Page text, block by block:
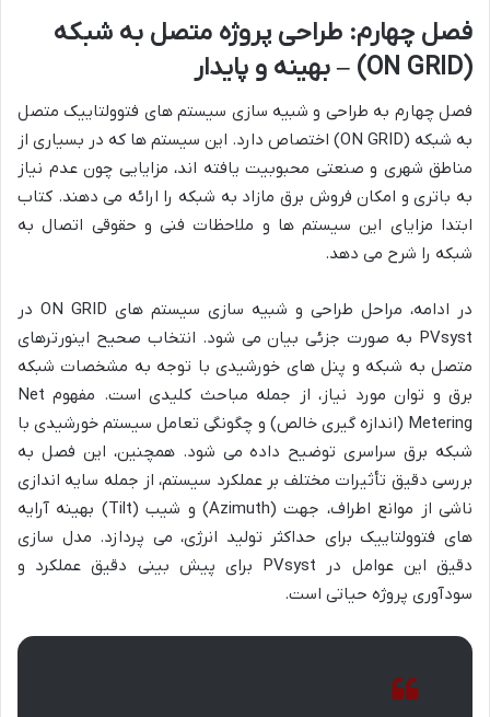
فصل چهارم: طراحی پروژه متصل به شبکه
(ON GRID) – بهینه و پایدار
فصل چهارم به طراحی و شبیه سازی سیستم های فتوولتاییک متصل
به شبکه (ON GRID) اختصاص دارد. این سیستم ها که در بسیاری از
مناطق شهری و صنعتی محبوبیت یافته اند، مزایایی چون عدم نیاز
به باتری و امکان فروش برق مازاد به شبکه را ارائه می دهند. کتاب
ابتدا مزایای این سیستم ها و ملاحظات فنی و حقوقی اتصال به
شبکه را شرح می دهد.
در ادامه، مراحل طراحی و شبیه سازی سیستم های ON GRID در
PVsyst به صورت جزئی بیان می شود. انتخاب صحیح اینورترهای
متصل به شبکه و پنل های خورشیدی با توجه به مشخصات شبکه
برق و توان مورد نیاز، از جمله مباحث کلیدی است. مفهوم Net
Metering (اندازه گیری خالص) و چگونگی تعامل سیستم خورشیدی با
شبکه برق سراسری توضیح داده می شود. همچنین، این فصل به
بررسی دقیق تأثیرات مختلف بر عملکرد سیستم، از جمله سایه اندازی
ناشی از موانع اطراف، جهت (Azimuth) و شیب (Tilt) بهینه آرایه
های فتوولتاییک برای حداکثر تولید انرژی، می پردازد. مدل سازی
دقیق این عوامل در PVsyst برای پیش بینی دقیق عملکرد و
سودآوری پروژه حیاتی است.